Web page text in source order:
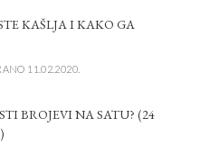
KAŠLJA I KAKO GA
11.02.2020.
BROJEVI NA SATU? (24